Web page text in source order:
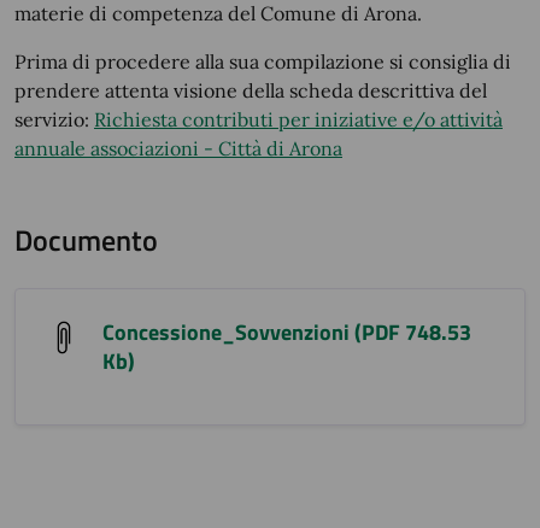
materie di competenza del Comune di Arona.
Prima di procedere alla sua compilazione si consiglia di
prendere attenta visione della scheda descrittiva del
servizio: Richiesta contributi per iniziative e/o attività
annuale associazioni - Città di Arona
Documento
Concessione_Sovvenzioni (PDF 748.53
Kb)